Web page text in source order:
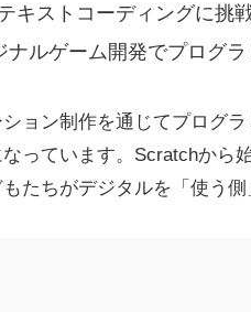
キストコーディングに挑戦
ナルゲーム開発でプログラ
ョン制作を通じてプログ
っています。Scratchから
たちがデジタルを「使う側